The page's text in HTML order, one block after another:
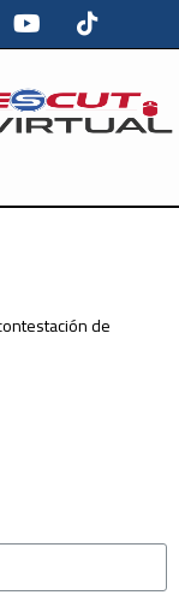
de